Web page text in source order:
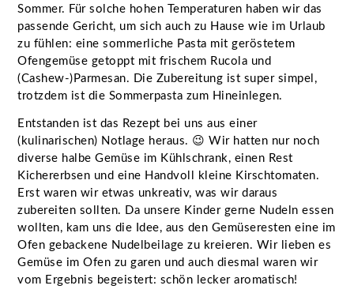
Sommer. Für solche hohen Temperaturen haben wir das
passende Gericht, um sich auch zu Hause wie im Urlaub
zu fühlen: eine sommerliche Pasta mit geröstetem
Ofengemüse getoppt mit frischem Rucola und
(Cashew-)Parmesan. Die Zubereitung ist super simpel,
trotzdem ist die Sommerpasta zum Hineinlegen.
Entstanden ist das Rezept bei uns aus einer
(kulinarischen) Notlage heraus. 😉 Wir hatten nur noch
diverse halbe Gemüse im Kühlschrank, einen Rest
Kichererbsen und eine Handvoll kleine Kirschtomaten.
Erst waren wir etwas unkreativ, was wir daraus
zubereiten sollten. Da unsere Kinder gerne Nudeln essen
wollten, kam uns die Idee, aus den Gemüseresten eine im
Ofen gebackene Nudelbeilage zu kreieren. Wir lieben es
Gemüse im Ofen zu garen und auch diesmal waren wir
vom Ergebnis begeistert: schön lecker aromatisch!